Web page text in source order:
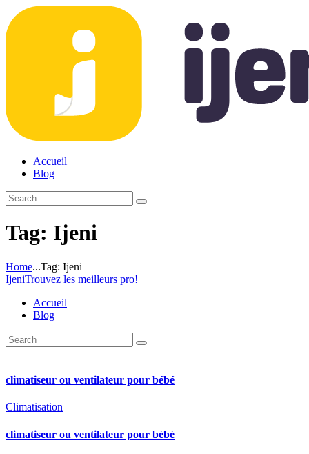
Accueil
Blog
Tag: Ijeni
Home...Tag: Ijeni
IjeniTrouvez les meilleurs pro!
Accueil
Blog
climatiseur ou ventilateur pour bébé
Climatisation
climatiseur ou ventilateur pour bébé